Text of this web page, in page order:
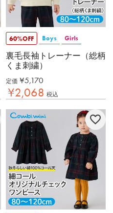
60%OFF Boys Girls
裏毛長袖トレーナー（総柄
くま刺繍）
定価 ¥5,170
¥2,068 税込